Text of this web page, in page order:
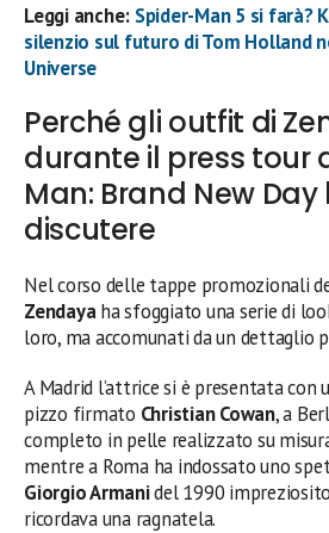
Leggi anche: Spider-Man 5 si farà?
silenzio sul futuro di Tom Holland
Universe
Perché gli outfit di
durante il press tour
Man: Brand New
discutere
Nel corso delle tappe promozionali
Zendayaha sfoggiato una serie di
loro, ma accomunati da un dettaglio
A Madrid l’attrice si è presentata
pizzo firmato Christian Cowan, a
completo in pelle realizzato su
mentre a Roma ha indossato uno
Giorgio Armanidel 1990
ricordava una ragnatela.